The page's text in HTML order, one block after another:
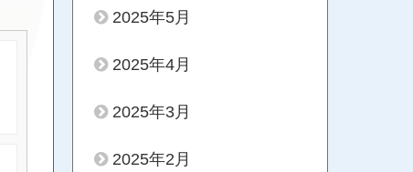
2025年5月
2025年4月
2025年3月
2025年2月